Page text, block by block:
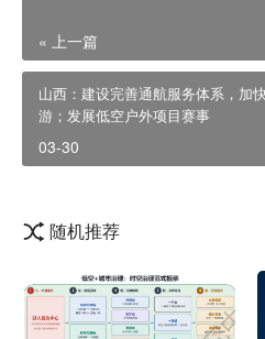
« 上一篇
山西：建设完善通航服务体系，加
游；发展低空户外项目赛事
03-30
随机推荐